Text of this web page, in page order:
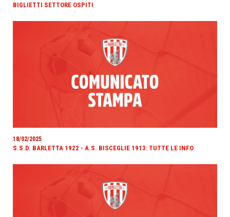
BIGLIETTI SETTORE OSPITI
18/02/2025
S.S.D. BARLETTA 1922 - A.S. BISCEGLIE 1913: TUTTE LE INFO